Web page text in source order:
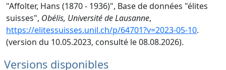
"Affolter, Hans (1870 - 1936)", Base de données "élites
suisses", Obélis, Université de Lausanne,
https://elitessuisses.unil.ch/p/64701?v=2023-05-10.
(version du 10.05.2023, consulté le 08.08.2026).
Versions disponibles